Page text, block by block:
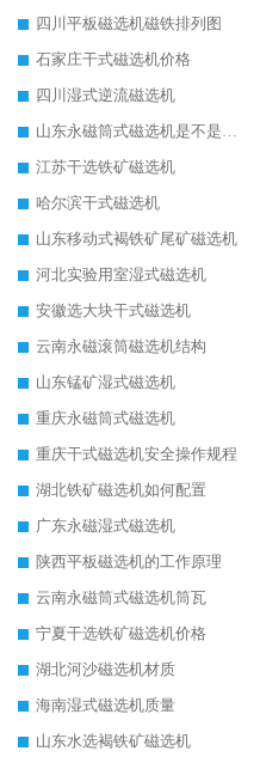
四川平板磁选机磁铁排列图
石家庄干式磁选机价格
四川湿式逆流磁选机
山东永磁筒式磁选机是不是强磁
江苏干选铁矿磁选机
哈尔滨干式磁选机
山东移动式褐铁矿尾矿磁选机
河北实验用室湿式磁选机
安徽选大块干式磁选机
云南永磁滚筒磁选机结构
山东锰矿湿式磁选机
重庆永磁筒式磁选机
重庆干式磁选机安全操作规程
湖北铁矿磁选机如何配置
广东永磁湿式磁选机
陕西平板磁选机的工作原理
云南永磁筒式磁选机筒瓦
宁夏干选铁矿磁选机价格
湖北河沙磁选机材质
海南湿式磁选机质量
山东水选褐铁矿磁选机